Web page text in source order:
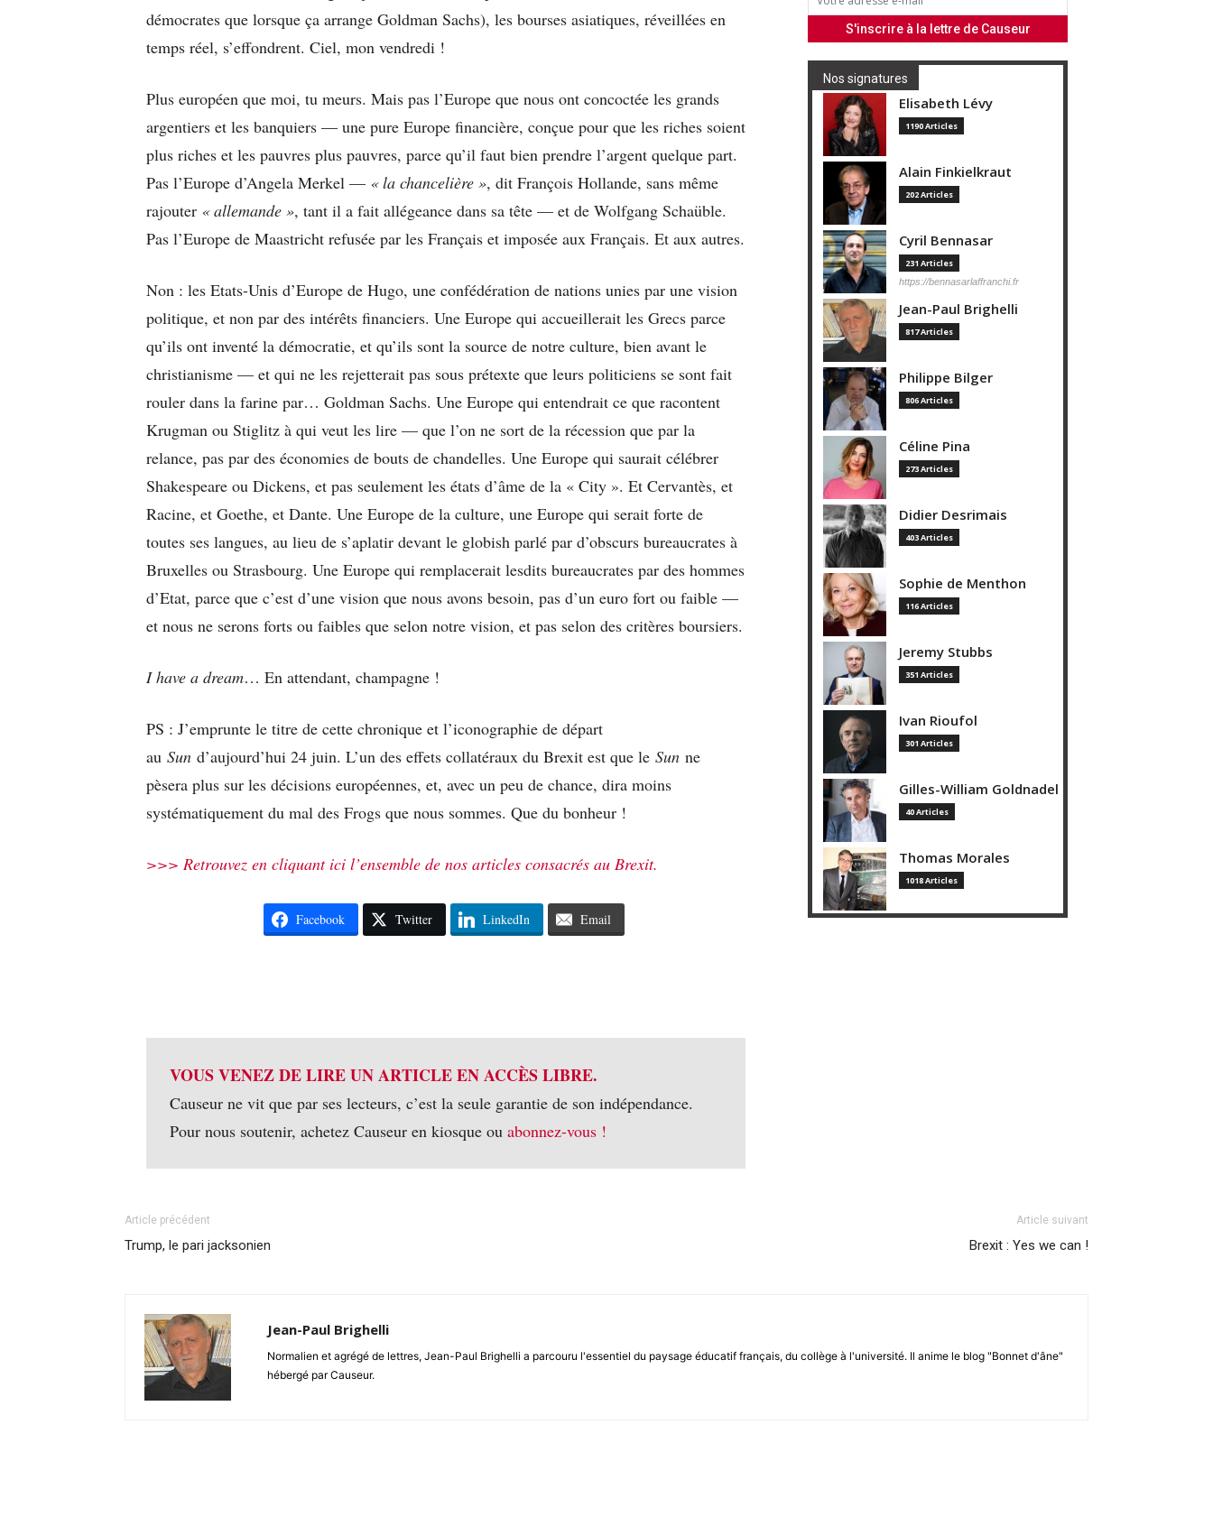
démocrates que lorsque ça arrange Goldman Sachs), les bourses asiatiques, réveillées en
temps réel, s’effondrent. Ciel, mon vendredi !
Plus européen que moi, tu meurs. Mais pas l’Europe que nous ont concoctée les grands
argentiers et les banquiers — une pure Europe financière, conçue pour que les riches soient
plus riches et les pauvres plus pauvres, parce qu’il faut bien prendre l’argent quelque part.
Pas l’Europe d’Angela Merkel — « la chancelière », dit François Hollande, sans même
rajouter « allemande », tant il a fait allégeance dans sa tête — et de Wolfgang Schaüble.
Pas l’Europe de Maastricht refusée par les Français et imposée aux Français. Et aux autres.
Non : les Etats-Unis d’Europe de Hugo, une confédération de nations unies par une vision
politique, et non par des intérêts financiers. Une Europe qui accueillerait les Grecs parce
qu’ils ont inventé la démocratie, et qu’ils sont la source de notre culture, bien avant le
christianisme — et qui ne les rejetterait pas sous prétexte que leurs politiciens se sont fait
rouler dans la farine par… Goldman Sachs. Une Europe qui entendrait ce que racontent
Krugman ou Stiglitz à qui veut les lire — que l’on ne sort de la récession que par la
relance, pas par des économies de bouts de chandelles. Une Europe qui saurait célébrer
Shakespeare ou Dickens, et pas seulement les états d’âme de la « City ». Et Cervantès, et
Racine, et Goethe, et Dante. Une Europe de la culture, une Europe qui serait forte de
toutes ses langues, au lieu de s’aplatir devant le globish parlé par d’obscurs bureaucrates à
Bruxelles ou Strasbourg. Une Europe qui remplacerait lesdits bureaucrates par des hommes
d’Etat, parce que c’est d’une vision que nous avons besoin, pas d’un euro fort ou faible —
et nous ne serons forts ou faibles que selon notre vision, et pas selon des critères boursiers.
I have a dream… En attendant, champagne !
PS : J’emprunte le titre de cette chronique et l’iconographie de départ
au Sun d’aujourd’hui 24 juin. L’un des effets collatéraux du Brexit est que le Sun ne
pèsera plus sur les décisions européennes, et, avec un peu de chance, dira moins
systématiquement du mal des Frogs que nous sommes. Que du bonheur !
>>> Retrouvez en cliquant ici l’ensemble de nos articles consacrés au Brexit.
Facebook Twitter LinkedIn Email
VOUS VENEZ DE LIRE UN ARTICLE EN ACCÈS LIBRE.
Causeur ne vit que par ses lecteurs, c’est la seule garantie de son indépendance.
Pour nous soutenir, achetez Causeur en kiosque ou abonnez-vous !
Nos signatures
Elisabeth Lévy
1190 Articles
Alain Finkielkraut
202 Articles
Cyril Bennasar
231 Articles
https://bennasarlaffranchi.fr
Jean-Paul Brighelli
817 Articles
Philippe Bilger
806 Articles
Céline Pina
273 Articles
Didier Desrimais
403 Articles
Sophie de Menthon
116 Articles
Jeremy Stubbs
351 Articles
Ivan Rioufol
301 Articles
Gilles-William Goldnadel
40 Articles
Thomas Morales
1018 Articles
Article précédent
Trump, le pari jacksonien
Article suivant
Brexit : Yes we can !
Jean-Paul Brighelli
Normalien et agrégé de lettres, Jean-Paul Brighelli a parcouru l'essentiel du paysage éducatif français, du collège à l'université. Il anime le blog "Bonnet d'âne"
hébergé par Causeur.